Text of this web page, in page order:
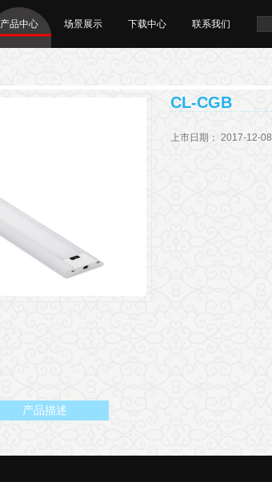
产品中心 场景展示 下载中心 联系我们
CL-CGB
上市日期： 2017-12-08
产品描述